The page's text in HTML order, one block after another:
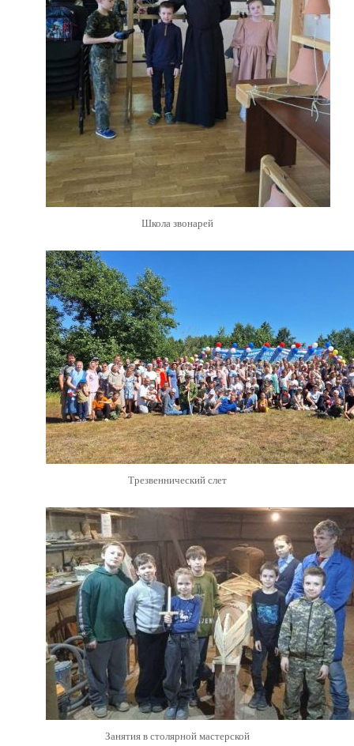
Школа звонарей
Трезвеннический слет
Занятия в столярной мастерской